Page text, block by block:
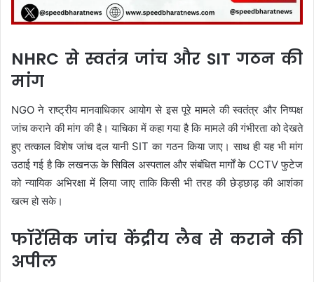
NHRC से स्वतंत्र जांच और SIT गठन की
मांग
NGO ने राष्ट्रीय मानवाधिकार आयोग से इस पूरे मामले की स्वतंत्र और निष्पक्ष
जांच कराने की मांग की है। याचिका में कहा गया है कि मामले की गंभीरता को देखते
हुए तत्काल विशेष जांच दल यानी SIT का गठन किया जाए। साथ ही यह भी मांग
उठाई गई है कि लखनऊ के सिविल अस्पताल और संबंधित मार्गों के CCTV फुटेज
को न्यायिक अभिरक्षा में लिया जाए ताकि किसी भी तरह की छेड़छाड़ की आशंका
खत्म हो सके।
फॉरेंसिक जांच केंद्रीय लैब से कराने की
अपील